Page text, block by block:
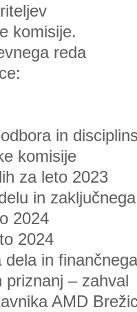
komisije.
reda
in
komisije
za leto 2023
in
2024
2024
in
priznanj – zahval
AMD